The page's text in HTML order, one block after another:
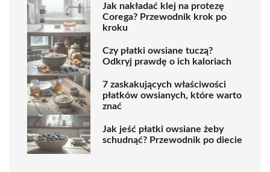
Jak nakładać klej na protezę
Corega? Przewodnik krok po
kroku
Czy płatki owsiane tuczą?
Odkryj prawdę o ich kaloriach
7 zaskakujących właściwości
płatków owsianych, które warto
znać
Jak jeść płatki owsiane żeby
schudnąć? Przewodnik po diecie